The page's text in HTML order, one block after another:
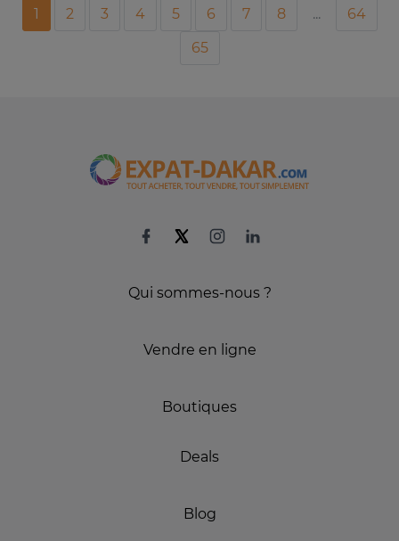
1 2 3 4 5 6 7 8 ...
64
65
Qui sommes-nous ?
Vendre en ligne
Boutiques
Deals
Blog